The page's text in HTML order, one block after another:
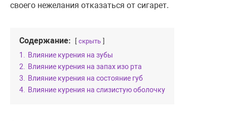
своего нежелания отказаться от сигарет.
Содержание: скрыть
1. Влияние курения на зубы
2. Влияние курения на запах изо рта
3. Влияние курения на состояние губ
4. Влияние курения на слизистую оболочку